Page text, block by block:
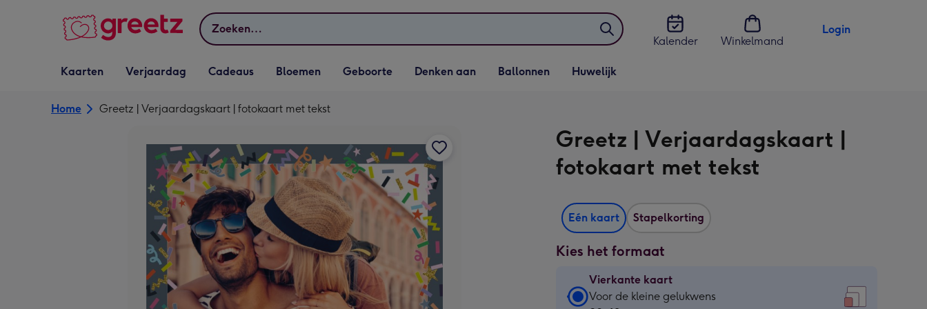
Zoeken
Kalender
Winkelmand
Login
Vervolgkeuzelijst
Kaarten openen
Kaarten
Vervolgkeuzelijst
Verjaardag openen
Verjaardag
Vervolgkeuzelijst
Cadeaus openen
Cadeaus
Vervolgkeuzelijst
Bloemen openen
Bloemen
Vervolgkeuzelijst
Geboorte openen
Geboorte
Vervolgkeuzelijst
Denken aan openen
Denken aan
Vervolgkeuzelijst
Ballonnen openen
Ballonnen
Vervolgkeuzelijst
Huwelijk openen
Huwelijk
Home Greetz | Verjaardagskaart | fotokaart met tekst
Greetz | Verjaardagskaart |
fotokaart met tekst
Eén kaart Stapelkorting
Kies het formaat
Vierkante kaart
Vierkante
Voor de kleine gelukwens